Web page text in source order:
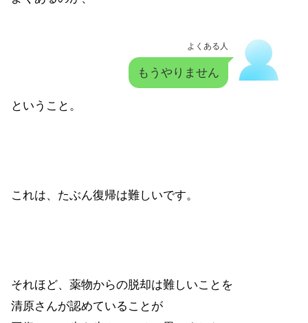
よくある人
もうやりません
ということ。
これは、たぶん復帰は難しいです。
それほど、薬物からの脱却は難しいことを
清原さんが認めていることが